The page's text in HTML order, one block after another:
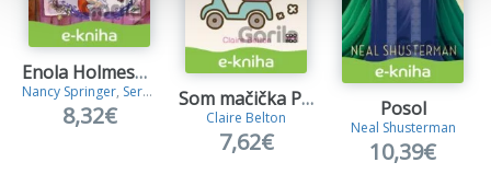
Enola Holmesová: Prípad zmiznutého markíza
Nancy Springer, Serena Blasco
8,32€
Som mačička Pusheen
Claire Belton
7,62€
Posol
Neal Shusterman
10,39€